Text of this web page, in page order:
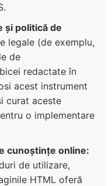
și politică de
legale (de exemplu,
de
redactate în
acest instrument
curat aceste
o implementare
cunoștințe online:
de utilizare,
HTML oferă